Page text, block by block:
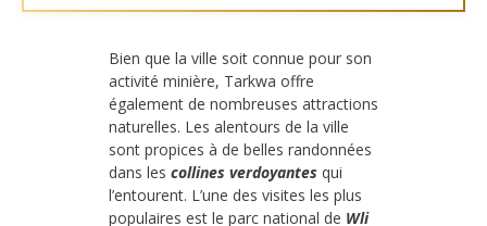
Bien que la ville soit connue pour son
activité minière, Tarkwa offre
également de nombreuses attractions
naturelles. Les alentours de la ville
sont propices à de belles randonnées
dans les collines verdoyantes qui
l’entourent. L’une des visites les plus
populaires est le parc national de Wli